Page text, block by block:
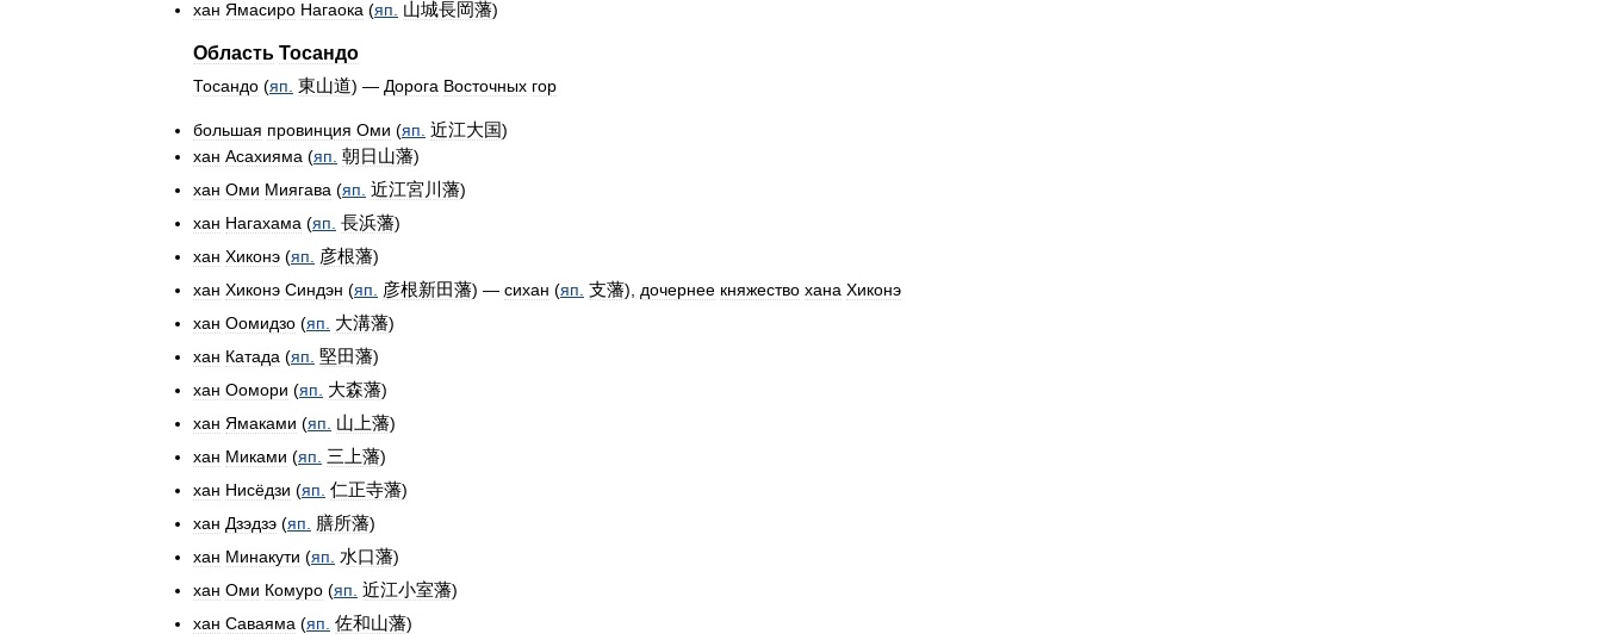
хан Ямасиро Нагаока (яп 山城長岡藩)
Область Тосандо
Тосандо (яп 東山道) — Дорога Восточных гор
большая провинция Оми (яп 近江大国)
хан Асахияма (яп 朝日山藩)
хан Оми Миягава (яп 近江宮川藩)
хан Нагахама (яп 長浜藩)
хан Хиконэ (яп 彦根藩)
хан Хиконэ Синдэн (яп 彦根新田藩) — сихан (яп 支藩), дочернее княжество хана Хиконэ
хан Оомидзо (яп 大溝藩)
хан Катада (яп 堅田藩)
хан Оомори (яп 大森藩)
хан Ямаками (яп 山上藩)
хан Миками (яп 三上藩)
хан Нисёдзи (яп 仁正寺藩)
хан Дзэдзэ (яп 膳所藩)
хан Минакути (яп 水口藩)
хан Оми Комуро (яп 近江小室藩)
хан Саваяма (яп 佐和山藩)